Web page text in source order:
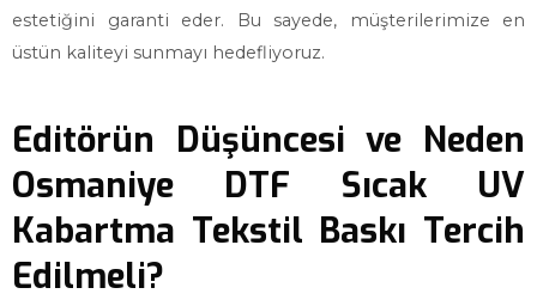
estetiğini garanti eder. Bu sayede, müşterilerimize en
üstün kaliteyi sunmayı hedefliyoruz.
Editörün Düşüncesi ve Neden
Osmaniye DTF Sıcak UV
Kabartma Tekstil Baskı Tercih
Edilmeli?